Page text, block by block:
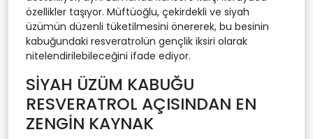
özellikler taşıyor. Müftüoğlu, çekirdekli ve siyah
üzümün düzenli tüketilmesini önererek, bu besinin
kabuğundaki resveratrolün gençlik iksiri olarak
nitelendirilebileceğini ifade ediyor.
SİYAH ÜZÜM KABUĞU
RESVERATROL AÇISINDAN EN
ZENGİN KAYNAK